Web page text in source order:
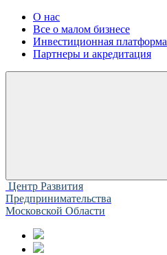
О нас
Все о малом бизнесе
Инвестиционная платформа
Партнеры и акредитация
Центр Развития
Предпринимательства
Московской Области